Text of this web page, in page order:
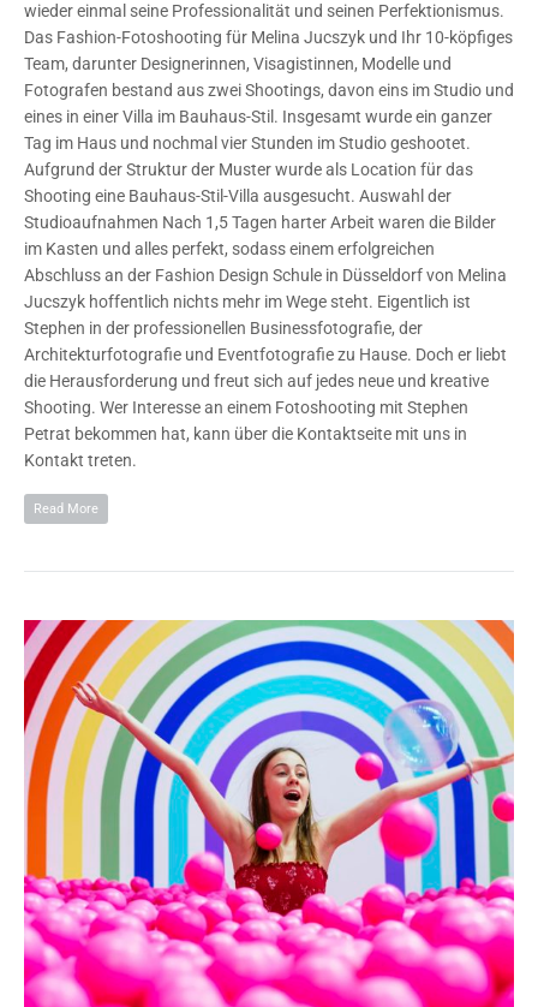
wieder einmal seine Professionalität und seinen Perfektionismus.
Das Fashion-Fotoshooting für Melina Jucszyk und Ihr 10-köpfiges
Team, darunter Designerinnen, Visagistinnen, Modelle und
Fotografen bestand aus zwei Shootings, davon eins im Studio und
eines in einer Villa im Bauhaus-Stil. Insgesamt wurde ein ganzer
Tag im Haus und nochmal vier Stunden im Studio geshootet.
Aufgrund der Struktur der Muster wurde als Location für das
Shooting eine Bauhaus-Stil-Villa ausgesucht. Auswahl der
Studioaufnahmen Nach 1,5 Tagen harter Arbeit waren die Bilder
im Kasten und alles perfekt, sodass einem erfolgreichen
Abschluss an der Fashion Design Schule in Düsseldorf von Melina
Jucszyk hoffentlich nichts mehr im Wege steht. Eigentlich ist
Stephen in der professionellen Businessfotografie, der
Architekturfotografie und Eventfotografie zu Hause. Doch er liebt
die Herausforderung und freut sich auf jedes neue und kreative
Shooting. Wer Interesse an einem Fotoshooting mit Stephen
Petrat bekommen hat, kann über die Kontaktseite mit uns in
Kontakt treten.
Read More